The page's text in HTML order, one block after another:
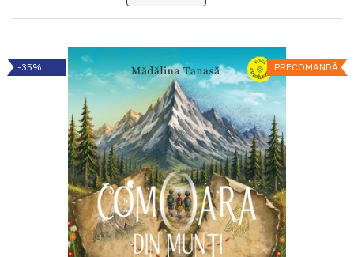
PRECOMANDĂ
-35%